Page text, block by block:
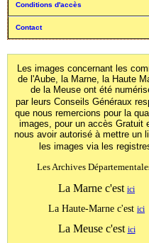
Conditions d'accès
Contact
Les images concernant les
de l'Aube, la Marne, la Haute
de la Meuse ont été
par leurs Conseils Généraux
que nous remercions pour la
images, pour un accès Gratuit
nous avoir autorisé à mettre un
les images via les
Les Archives
La Marne c'est ici
La Haute-Marne c'est ici
La Meuse c'est ici